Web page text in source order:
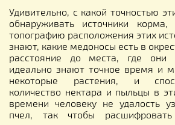
Удивительно, с какой точностью
обнаруживать источники корма,
топографию расположения этих
знают, какие медоносы есть в
расстояние до места, где они
идеально знают точное время и
некоторые растения, и
количество нектара и пыльцы в
времени человеку не удалость
пчел, так чтобы